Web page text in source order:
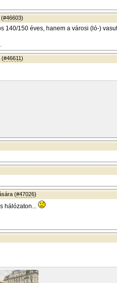
(#46603)
140/150 éves, hanem a városi (ló-)
(#46611)
(#47026)
hálózaton...